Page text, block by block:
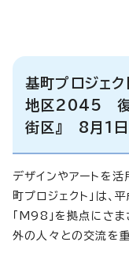
基町プロジェ
地区2045 復
街区』 8月1
デザインやアートを
町プロジェクト」は
「M98」を拠点にさ
外の人々との交流を重